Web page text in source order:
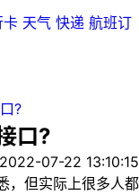
卡 天气 快递 航班订
?
口?
2022-07-22 13:10:15
但实际上很多人都